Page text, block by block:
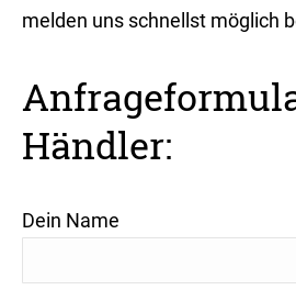
melden uns schnellst möglich
Händler:
Dein Name